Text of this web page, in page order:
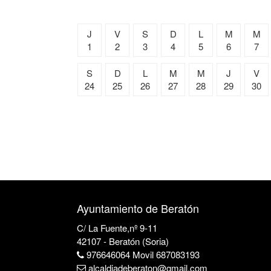
J
1
V
2
S
3
D
4
L
5
M
6
M
7
S
24
D
25
L
26
M
27
M
28
J
29
V
30
Ayuntamiento de Beratón
C/ La Fuente,nº 9-11
42107 - Beratón (Soria)
976646064 Movil 687083193
alcaldiadeberaton@gmail.com